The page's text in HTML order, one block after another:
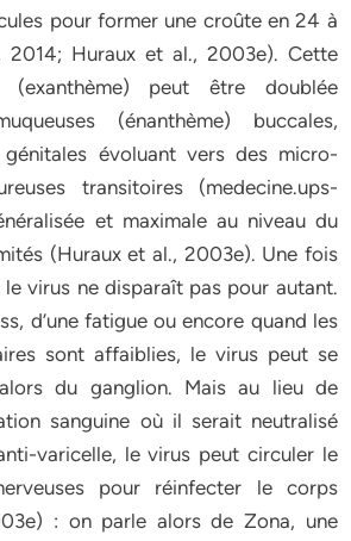
pour former une croûte en 24 à
2014; Huraux et al., 2003e). Cette
(exanthème) peut être doublée
(énanthème) buccales,
évoluant vers des micro-
transitoires (medecine.ups-
et maximale au niveau du
(Huraux et al., 2003e). Une fois
le virus ne disparaît pas pour autant.
d’une fatigue ou encore quand les
sont affaiblies, le virus peut se
du ganglion. Mais au lieu de
sanguine où il serait neutralisé
varicelle, le virus peut circuler le
pour réinfecter le corps
: on parle alors de Zona, une